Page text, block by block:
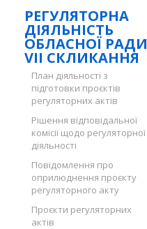
РЕГУЛЯТОРНА
ДІЯЛЬНІСТЬ
ОБЛАСНОЇ РАДИ
VII СКЛИКАННЯ
План діяльності з
підготовки проєктів
регуляторних актів
Рішення відповідальної
комісії щодо регуляторної
діяльності
Повідомлення про
оприлюднення проєкту
регуляторного акту
Проєкти регуляторних
актів